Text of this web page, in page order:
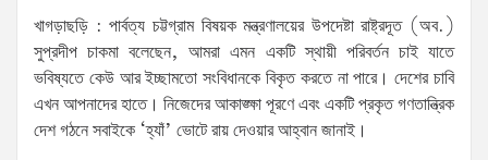
খাগড়াছড়ি : পার্বত্য চট্টগ্রাম বিষয়ক মন্ত্রণালয়ের উপদেষ্টা রাষ্ট্রদূত (অব.)
সুপ্রদীপ চাকমা বলেছেন, আমরা এমন একটি স্থায়ী পরিবর্তন চাই যাতে
ভবিষ্যতে কেউ আর ইচ্ছামতো সংবিধানকে বিকৃত করতে না পারে। দেশের চাবি
এখন আপনাদের হাতে। নিজেদের আকাঙ্ক্ষা পূরণে এবং একটি প্রকৃত গণতান্ত্রিক
দেশ গঠনে সবাইকে ‘হ্যাঁ’ ভোটে রায় দেওয়ার আহ্বান জানাই।